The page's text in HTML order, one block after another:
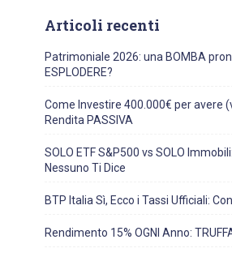
Articoli recenti
Patrimoniale 2026: una BOMBA
ESPLODERE?
Come Investire 400.000€ per avere
Rendita PASSIVA
SOLO ETF S&P500 vs SOLO
Nessuno Ti Dice
BTP Italia Sì, Ecco i Tassi Ufficiali:
Rendimento 15% OGNI Anno: